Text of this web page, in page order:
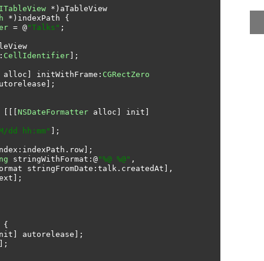
*) aTableView
*) indexPath {
= @"Talks" ;
: CellIdentifier ];
alloc initWithFrame : CGRectZero
];
NSDateFormatter alloc init
dd hh:mm" ];
: indexPath . row ];
stringWithFormat :@"%@ %@" ,
stringFromDate : talk . createdAt ],
];
{
autorelease ];
];